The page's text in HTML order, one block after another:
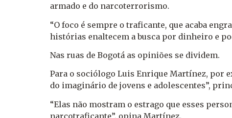
armado e do narcoterrorismo.
“O foco é sempre o traficante, que acaba
histórias enaltecem a busca por dinheiro e
Nas ruas de Bogotá as opiniões se dividem.
Para o sociólogo Luis Enrique Martínez, por
do imaginário de jovens e adolescentes”,
“Elas não mostram o estrago que esses
narcotraficante”, opina Martínez.